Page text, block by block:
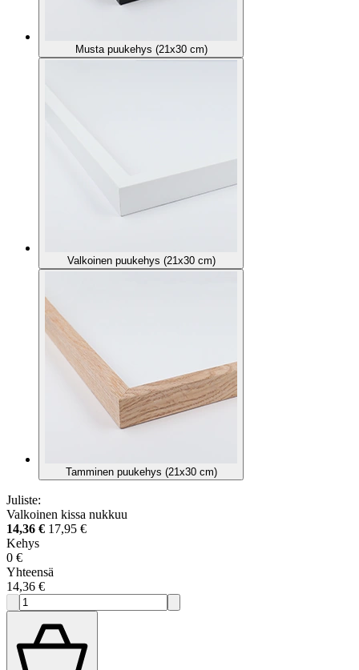
Musta puukehys (21x30 cm)
Valkoinen puukehys (21x30 cm)
Tamminen puukehys (21x30 cm)
Juliste:
Valkoinen kissa nukkuu
14,36 € 17,95 €
Kehys
0 €
Yhteensä
14,36 €